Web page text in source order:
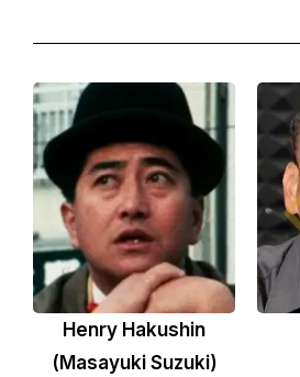
Henry Hakushin
(Masayuki Suzuki)